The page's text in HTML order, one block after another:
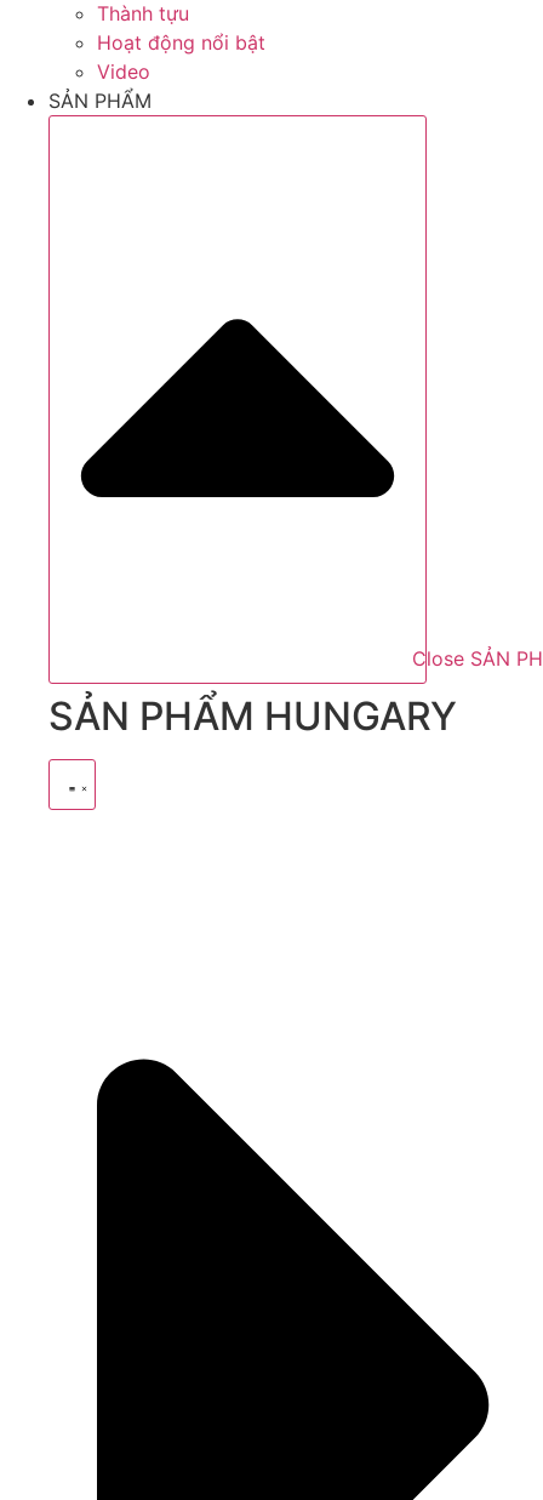
Thành tựu
Hoạt động nổi bật
Video
SẢN PHẨM
Close SẢN
SẢN PHẨM HUNGARY